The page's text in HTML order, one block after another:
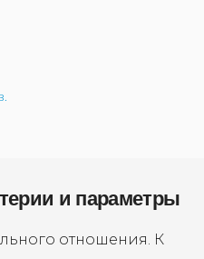
и параметры
отношения. К